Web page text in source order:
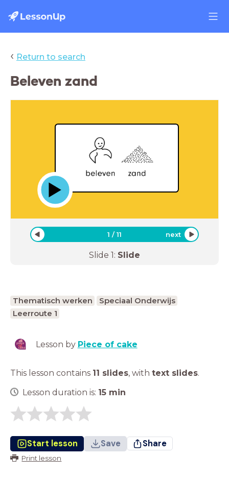
‹ Return to search
Beleven zand
1 /11 next
Slide 1: Slide
Thematisch werken
Speciaal Onderwijs
Leerroute 1
Lesson by Piece of cake
This lesson contains 11 slides, with text slides.
Lesson duration is: 15 min
Start lesson Save Share
Print lesson